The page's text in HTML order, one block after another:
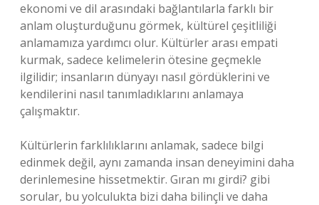
ekonomi ve dil arasındaki bağlantılarla farklı bir
anlam oluşturduğunu görmek, kültürel çeşitliliği
anlamamıza yardımcı olur. Kültürler arası empati
kurmak, sadece kelimelerin ötesine geçmekle
ilgilidir; insanların dünyayı nasıl gördüklerini ve
kendilerini nasıl tanımladıklarını anlamaya
çalışmaktır.
Kültürlerin farklılıklarını anlamak, sadece bilgi
edinmek değil, aynı zamanda insan deneyimini daha
derinlemesine hissetmektir. Gıran mı girdi? gibi
sorular, bu yolculukta bizi daha bilinçli ve daha